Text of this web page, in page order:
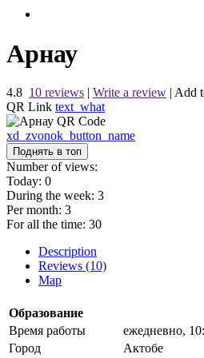
Арнау
4.8 10 reviews | Write a review | Add
QR Link text_what
xd_zvonok_button_name
Поднять в топ
Number of views:
Today: 0
During the week: 3
Per month: 3
For all the time: 30
Description
Reviews (10)
Map
Образование
Время работы
ежедневно,
Город
Актобе